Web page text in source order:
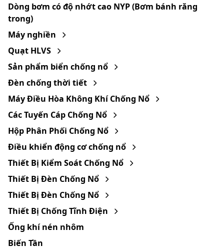
Dòng bơm có độ nhớt cao NYP (Bơm bánh răng
trong)
Máy nghiền
Quạt HLVS
Sản phẩm biển chống nổ
Đèn chống thời tiết
Máy Điều Hòa Không Khí Chống Nổ
Các Tuyến Cáp Chống Nổ
Hộp Phân Phối Chống Nổ
Điều khiển động cơ chống nổ
Thiết Bị Kiểm Soát Chống Nổ
Thiết Bị Đèn Chống Nổ
Thiết Bị Đèn Chống Nổ
Thiết Bị Chống Tĩnh Điện
Ống khí nén nhôm
Biến Tần